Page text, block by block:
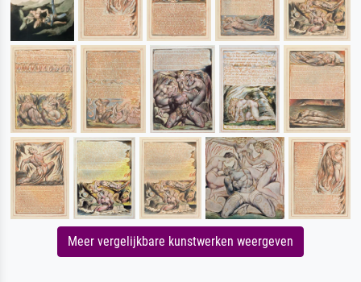
Meer vergelijkbare kunstwerken weergeven